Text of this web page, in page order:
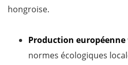
hongroise.
Production
normes écologiques